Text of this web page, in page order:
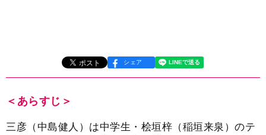
シェア
＜あらすじ＞
三彦（中島健人）は中学生・桧垣梓（稲垣来泉）のテ